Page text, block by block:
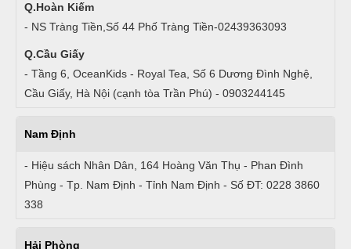
Q.Hoàn Kiếm
- NS Tràng Tiền,Số 44 Phố Tràng Tiền-02439363093
Q.Cầu Giấy
- Tầng 6, OceanKids - Royal Tea, Số 6 Dương Đình Nghệ,
Cầu Giấy, Hà Nội (cạnh tòa Trần Phú) - 0903244145
Nam Định
- Hiệu sách Nhân Dân, 164 Hoàng Văn Thụ - Phan Đình
Phùng - Tp. Nam Định - Tỉnh Nam Định - Số ĐT: 0228 3860
338
Hải Phòng